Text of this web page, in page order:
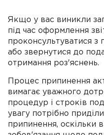
Якщо у вас виникли
під час оформлення
проконсультуватися з
або звернутися до
отримання роз'яснень.
Процес припинення
вимагає уважного
процедур і строків
увагу потрібно
припинення, оскільки